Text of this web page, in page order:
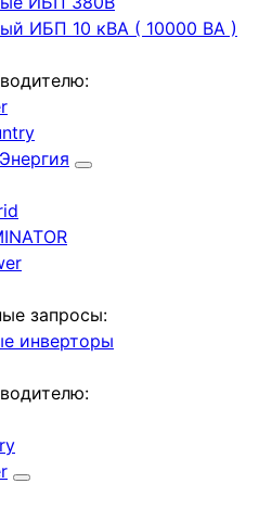
ИБП 10 кВА ( 10000 ВА )
запросы:
инверторы